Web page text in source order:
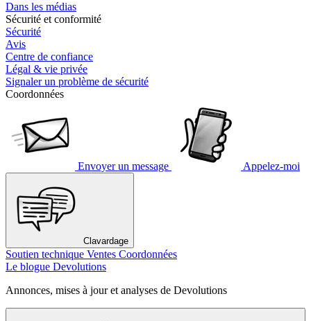
Dans les médias
Sécurité et conformité
Sécurité
Avis
Centre de confiance
Légal & vie privée
Signaler un problème de sécurité
Coordonnées
Envoyer un message Appelez-moi
Clavardage
Soutien technique Ventes Coordonnées
Le blogue Devolutions
Annonces, mises à jour et analyses de Devolutions